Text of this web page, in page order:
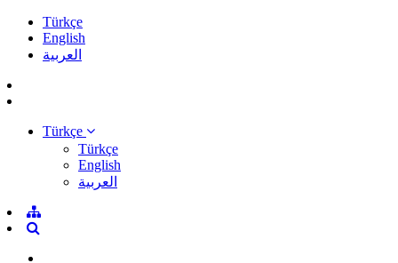
Türkçe
English
العربية
Türkçe
Türkçe
English
العربية